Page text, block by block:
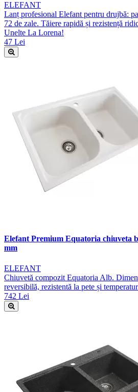
ELEFANT
Lanț profesional Elefant pentru drujbă:
72 de zale. Tăiere rapidă și rezistență
Unelte La Lorena!
47 Lei
Elefant Premium Equatoria chiuveta
mm
ELEFANT
Chiuvetă compozit Equatoria Alb.
reversibilă, rezistentă la pete și
742 Lei